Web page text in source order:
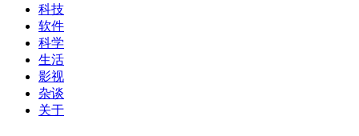
科技
软件
科学
生活
影视
杂谈
关于